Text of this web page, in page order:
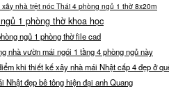
nhà trệt nóc Thái 4 phòng ngủ 1 thờ 8x20m
1 phòng thờ khoa học
ngủ 1 phòng thờ file cad
nhà vườn mái ngói 1 tầng 4 phòng ngủ này
khi thiết kế xây nhà mái Nhật cấp 4 đẹp ở
Nhật đẹp bê tông hiện đại anh Quang